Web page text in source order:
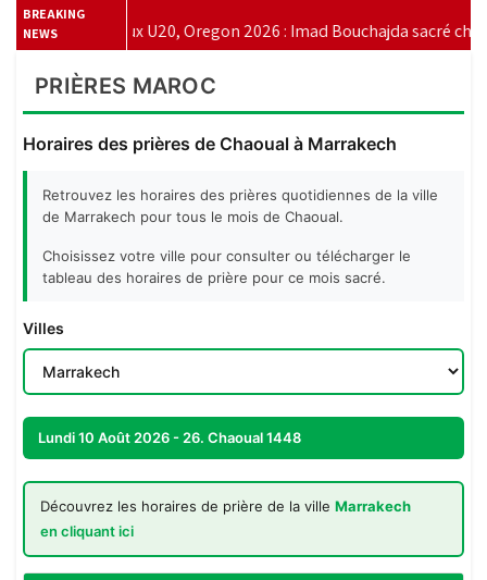
BREAKING
NEWS
U20, Oregon 2026 : Imad Bouchajda sacré champion du
PRIÈRES MAROC
Horaires des prières de Chaoual à Marrakech
Retrouvez les horaires des prières quotidiennes de la ville
de Marrakech pour tous le mois de Chaoual.
Choisissez votre ville pour consulter ou télécharger le
tableau des horaires de prière pour ce mois sacré.
Villes
Lundi 10 Août 2026 - 26. Chaoual 1448
Découvrez les horaires de prière de la ville Marrakech
en cliquant ici